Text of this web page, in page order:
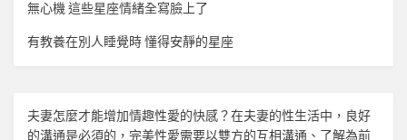
無心機 這些星座情緒全寫臉上了
有教養在別人睡覺時 懂得安靜的星座
夫妻怎麼才能增加情趣性愛的快感？在夫妻的性生活中，良好
的溝通是必須的，完美性愛需要以雙方的互相溝通、了解為前